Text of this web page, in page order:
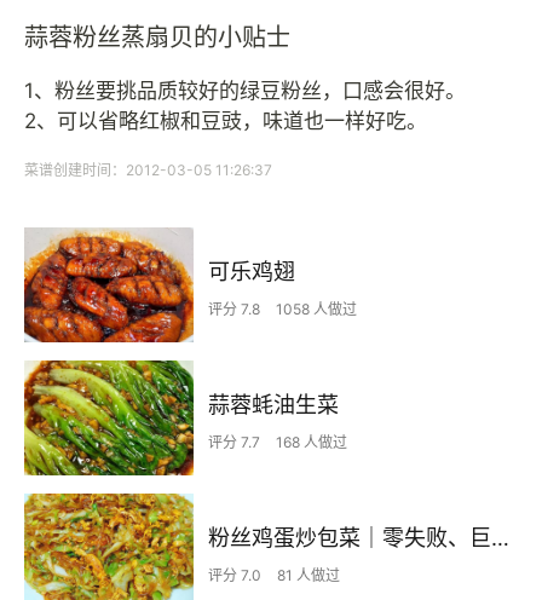
蒜蓉粉丝蒸扇贝的小贴士
1、粉丝要挑品质较好的绿豆粉丝，口感会很好。
2、可以省略红椒和豆豉，味道也一样好吃。
菜谱创建时间：2012-03-05 11:26:37
可乐鸡翅
评分 7.8 1058 人做过
蒜蓉蚝油生菜
评分 7.7 168 人做过
粉丝鸡蛋炒包菜｜零失败、巨下饭
评分 7.0 81 人做过